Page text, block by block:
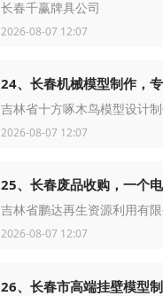
长春千赢牌具公司
2026-08-07 12:07
24、长春机械模型制作，
吉林省十方啄木鸟模型设计制
2026-08-07 12:07
25、长春废品收购，一个
吉林省鹏达再生资源利用有限
2026-08-07 12:07
26、长春市高端挂壁模型